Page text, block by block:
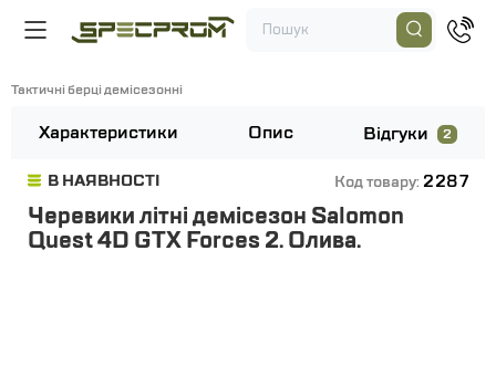
Тактичні берці демісезонні
Характеристики Опис Відгуки 2
В НАЯВНОСТІ Код товару: 2287
Черевики літні демісезон Salomon
Quest 4D GTX Forces 2. Олива.